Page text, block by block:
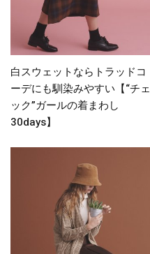
白スウェットならトラッドコ
ーデにも馴染みやすい【“チェ
ック”ガールの着まわし
30days】